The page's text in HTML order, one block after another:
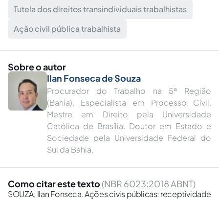
Tutela dos direitos transindividuais trabalhistas
Ação civil pública trabalhista
Sobre o autor
Ilan Fonseca de Souza
Procurador do Trabalho na 5ª Região
(Bahia), Especialista em Processo Civil,
Mestre em Direito pela Universidade
Católica de Brasília. Doutor em Estado e
Sociedade pela Universidade Federal do
Sul da Bahia.
Como citar este texto (NBR 6023:2018 ABNT)
SOUZA, Ilan Fonseca. Ações civis públicas: receptividade